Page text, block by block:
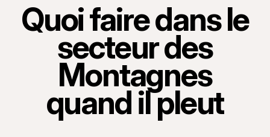
Quoi faire dans le
secteur des
Montagnes
quand il pleut